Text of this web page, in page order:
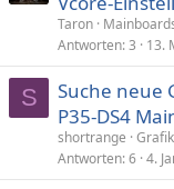
Taron
Antworten 3 13.
S
Suche neue
P35-DS4
shortrange
Antworten 6 4.